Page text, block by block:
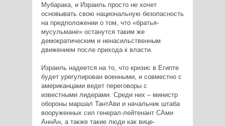
Мубарака, и Израиль просто не хочет
основывать свою национальную безопасность
на предположении о том, что «братья-
мусульмане» останутся таким же
демократическим и ненасильственным
движением после прихода к власти.
Израиль надеется на то, что кризис в Египте
будет урегулирован военными, и совместно с
американцами ведет переговоры с
известными лидерами. Среди них – министр
обороны маршал ТантАви и начальник штаба
вооруженных сил генерал-лейтенант САми
АннАн, а также такие люди как вице-